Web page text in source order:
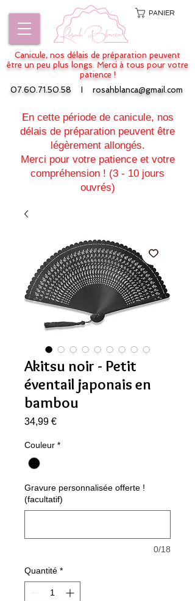
PANIER
Canicule, nos délais de préparation peuvent
être un peu plus longs. Merci à tous pour votre
patience !
07.60.71.50.58
rosahblanca@gmail.com
En cette période de canicule, nos
délais de préparation peuvent être
légèrement allongés.
Merci pour votre patience et votre
compréhension ! (3 - 10 jours
ouvrés)
Akitsu noir - Petit
éventail japonais en
bambou
34,99 €Prix
Couleur *
Gravure personnalisée offerte !
(facultatif)
0/18
Quantité *